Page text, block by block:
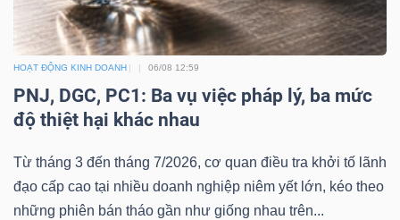
HOẠT ĐỘNG KINH DOANH 06/08 12:59
PNJ, DGC, PC1: Ba vụ việc pháp lý, ba mức
độ thiệt hại khác nhau
Từ tháng 3 đến tháng 7/2026, cơ quan điều tra khởi tố lãnh
đạo cấp cao tại nhiều doanh nghiệp niêm yết lớn, kéo theo
những phiên bán tháo gần như giống nhau trên...